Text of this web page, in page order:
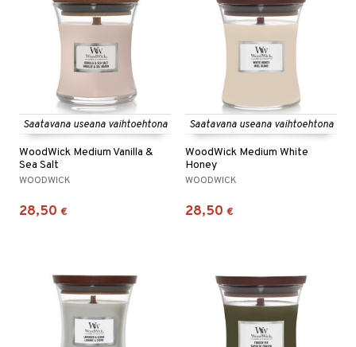
Saatavana useana vaihtoehtona
WoodWick Medium Vanilla &
Sea Salt
WOODWICK
28,50 €
Saatavana useana vaihtoehtona
WoodWick Medium White
Honey
WOODWICK
28,50 €